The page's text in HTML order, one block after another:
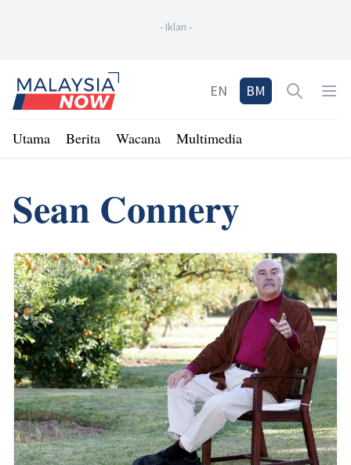
- Iklan -
Home
EN BM Open
Utama Berita Wacana Multimedia
Sean Connery